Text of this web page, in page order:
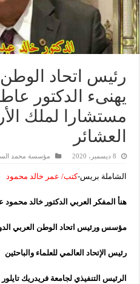
رئيس اتحاد
يهنىء الدكتور
مستشارا لملك
العشائر
8 ديسمبر، 2020 مؤسسة محمد
الشاملة بريس-كتب/ عمر خالد محمود
هنأ المفكر العربي الدكتور خالد
مؤسس ورئيس اتحاد الوطن العربي
رئيس الإتحاد العالمي للعلماء والباحثين
الرئيس التنفيذي لجامعة فريدريك تايلور